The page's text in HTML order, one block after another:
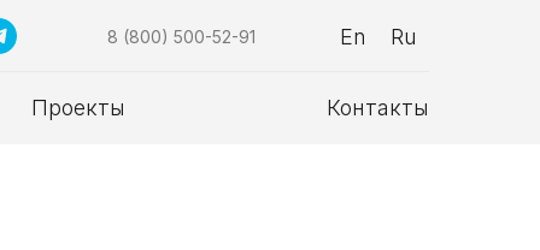
8 (800) 500-52-91 En Ru
Проекты Контакты